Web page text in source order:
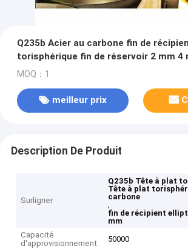
Q235b Acier au carbone fin de
torisphérique fin de réservoir 2 mm 4
MOQ：1
meilleur prix
Description De Produit
Surligner
Q235b Tête à plat
Tête à plat
carbone
,
fin de récipient
mm
Capacité
d'approvisionnement
50000